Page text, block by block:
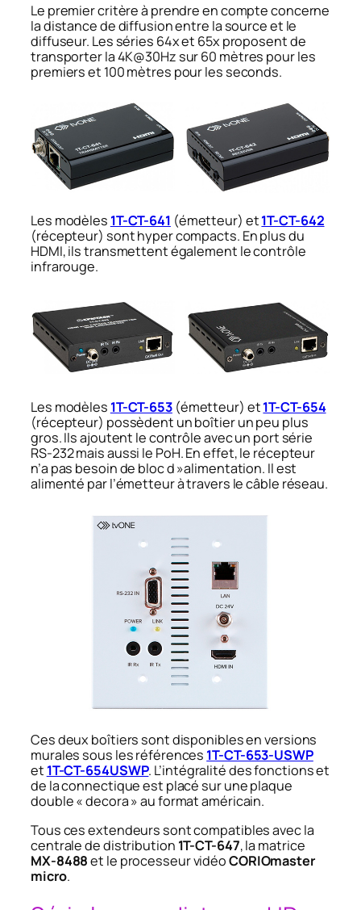
Le premier critère à prendre en compte concerne
la distance de diffusion entre la source et le
diffuseur. Les séries 64x et 65x proposent de
transporter la 4K@30Hz sur 60 mètres pour les
premiers et 100 mètres pour les seconds.
Les modèles 1T-CT-641 (émetteur) et1T-CT-642
(récepteur) sont hyper compacts. En plus du
HDMI, ils transmettent également le contrôle
infrarouge.
Les modèles 1T-CT-653(émetteur) et1T-CT-654
(récepteur) possèdent un boîtier un peu plus
gros. Ils ajoutent le contrôle avec un port série
RS-232 mais aussi le PoH. En effet, le récepteur
n’a pas besoin de bloc d »alimentation. Il est
alimenté par l’émetteur à travers le câble réseau.
Ces deux boîtiers sont disponibles en versions
murales sous les références 1T-CT-653-USWP
et 1T-CT-654USWP. L’intégralité des fonctions et
de la connectique est placé sur une plaque
double « decora » au format américain.
Tous ces extendeurs sont compatibles avec la
centrale de distribution 1T-CT-647, la matrice
MX-8488et le processeur vidéoCORIOmaster
micro.